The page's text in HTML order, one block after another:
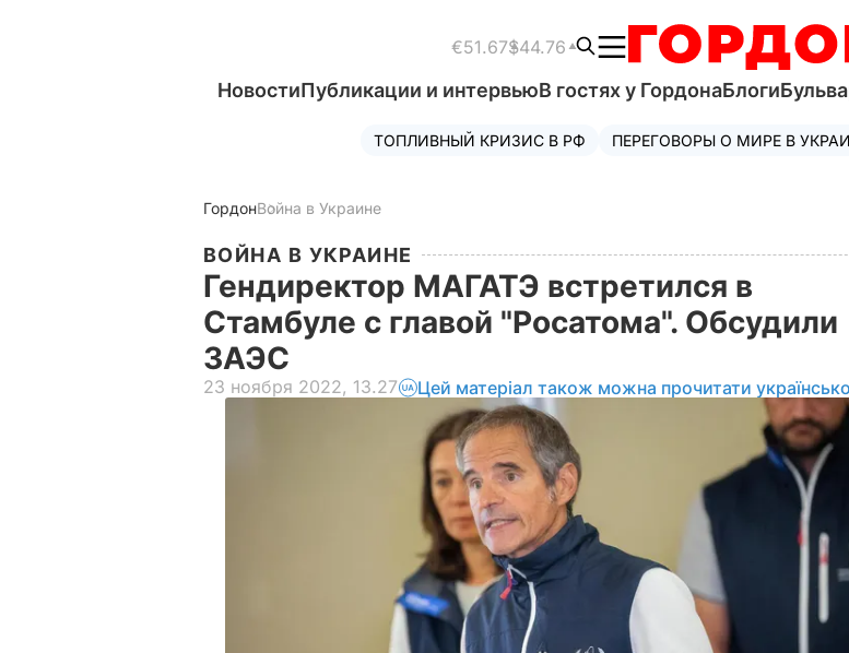
€51.67$44.76
НовостиПубликации и интервьюВ гостях у ГордонаБлоги
ТОПЛИВНЫЙ КРИЗИС В РФ ПЕРЕГОВОРЫ О МИРЕ В
ГордонВойна в Украине
ВОЙНА В УКРАИНЕ
Гендиректор МАГАТЭ встретился в
Стамбуле с главой "Росатома". Обсудили
ЗАЭС
23 ноября 2022, 13.27 Цей матеріал також можна прочитати